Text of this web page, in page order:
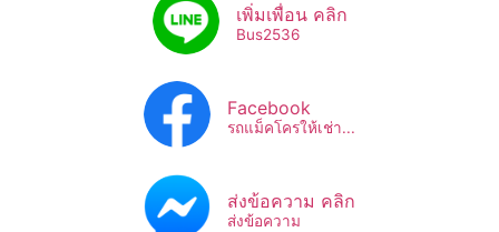
เพิ่มเพื่อน คลิก
Bus2536​
Facebook
รถแม็คโครให้เช่า...
ส่งข้อความ คลิก
ส่งข้อความ